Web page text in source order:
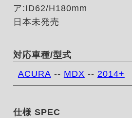
ア:ID62/H180mm
日本未発売
対応車種/型式
ACURA -- MDX -- 2014+
仕様 SPEC